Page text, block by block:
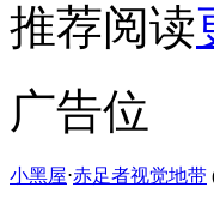
推荐阅读
广告位
小黑屋⋅赤足者视觉地带